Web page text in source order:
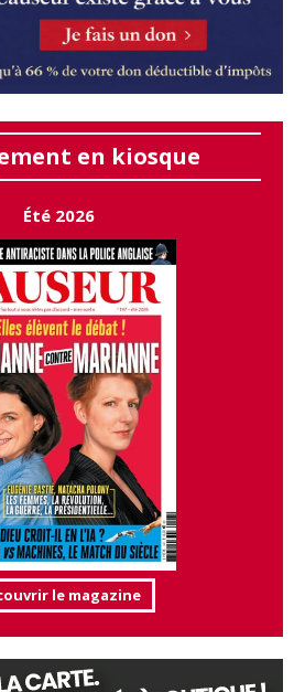
en kiosque
Été 2026
le magazine